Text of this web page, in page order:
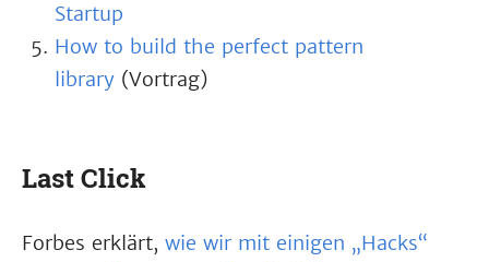
Startup
How to build the perfect pattern
library (Vortrag)
Last Click
Forbes erklärt, wie wir mit einigen „Hacks“